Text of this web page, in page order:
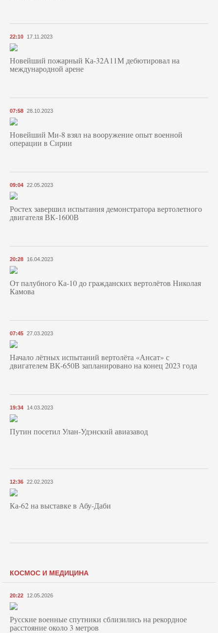
22:10 17.11.2023
Новейший пожарный Ка-32А11М дебютировал на
международной арене
07:58 28.10.2023
Новейший Ми-8 взял на вооружение опыт военной
операции в Сирии
09:04 22.05.2023
Ростех завершил испытания демонстратора вертолетного
двигателя ВК-1600В
20:28 16.04.2023
От палубного Ка-10 до гражданских вертолётов Николая
Камова
07:45 27.03.2023
Начало лётных испытаний вертолёта «Ансат» с
двигателем ВК-650В запланировано на конец 2023 года
19:34 14.03.2023
Путин посетил Улан-Удэнский авиазавод
12:36 22.02.2023
Ка-62 на выставке в Абу-Даби
КОСМОС И МЕДИЦИНА
20:22 12.05.2026
Русские военные спутники сблизились на рекордное
расстояние около 3 метров